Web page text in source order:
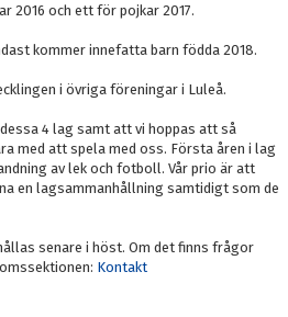
2016 och ett för pojkar 2017.
kommer innefatta barn födda 2018.
i övriga föreningar i Luleå.
4 lag samt att vi hoppas att så
med att spela med oss. Första åren i lag
av lek och fotboll. Vår prio är att
en lagsammanhållning samtidigt som de
senare i höst. Om det finns frågor
Kontakt